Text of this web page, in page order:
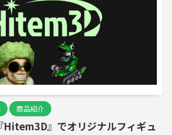
商品紹介
Hitem3D』でオリジナルフィギュ